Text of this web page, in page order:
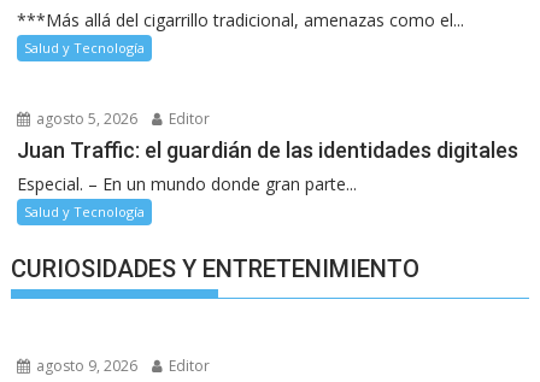
***Más allá del cigarrillo tradicional, amenazas como el...
Salud y Tecnología
agosto 5, 2026 Editor
Juan Traffic: el guardián de las identidades digitales
Especial. – En un mundo donde gran parte...
Salud y Tecnología
CURIOSIDADES Y ENTRETENIMIENTO
agosto 9, 2026 Editor